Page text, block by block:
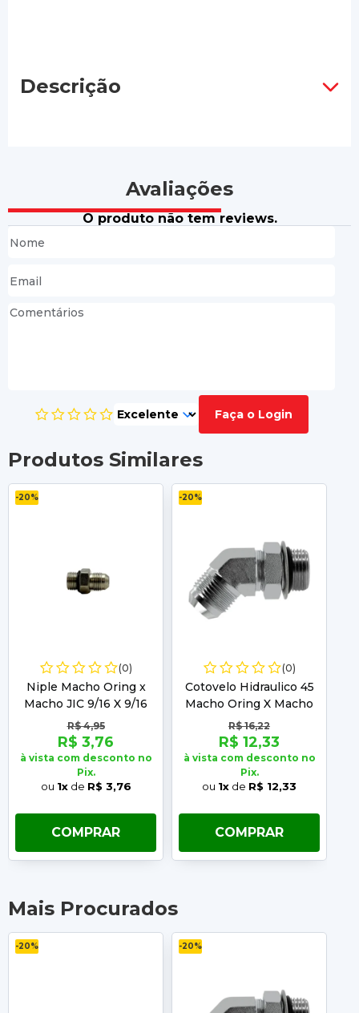
Descrição
Avaliações
O produto não tem reviews.
Faça o Login
Produtos Similares
-20%
(0)
Niple Macho Oring x
Macho JIC 9/16 X 9/16
R$ 4,95
R$ 3,76
à vista com desconto no
Pix.
ou 1xde R$ 3,76
COMPRAR
-20%
(0)
Cotovelo Hidraulico 45
Macho Oring X Macho
JIC 9/16 X 9/16
R$ 16,22
R$ 12,33
à vista com desconto no
Pix.
ou 1x de R$ 12,33
COMPRAR
Mais Procurados
-20% -20%